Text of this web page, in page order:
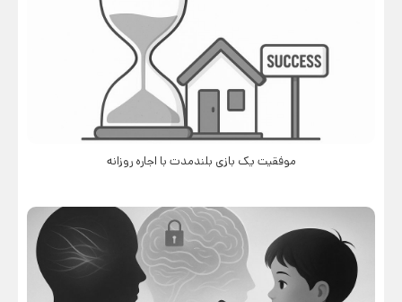
موفقیت یک بازی بلندمدت با اجاره روزانه